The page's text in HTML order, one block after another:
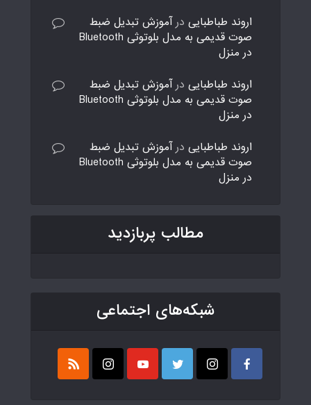
اروند طباطبایی درآموزش تبدیل ضبط
صوت قدیمی به مدل بلوتوثی Bluetooth
در منزل
اروند طباطبایی درآموزش تبدیل ضبط
صوت قدیمی به مدل بلوتوثی Bluetooth
در منزل
اروند طباطبایی درآموزش تبدیل ضبط
صوت قدیمی به مدل بلوتوثی Bluetooth
در منزل
مطالب پربازدید
شبکه‌های اجتماعی